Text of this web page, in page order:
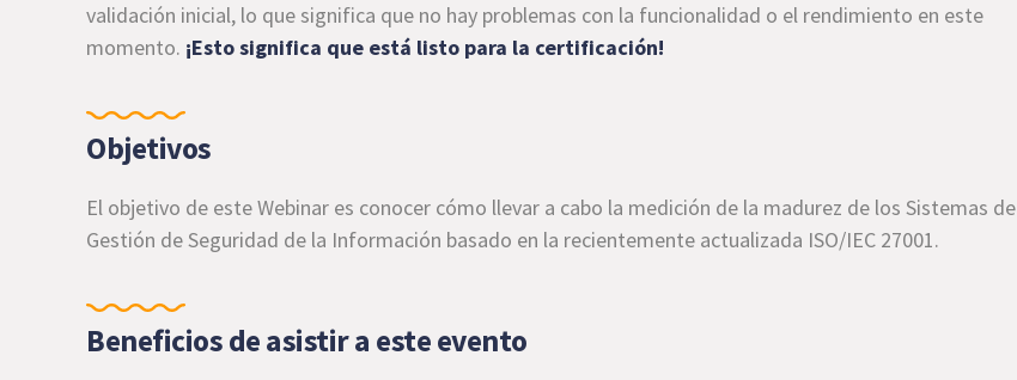
validación inicial, lo que significa que no hay problemas con la funcionalidad o el rendimiento en este
momento. ¡Esto significa que está listo para la certificación!
Objetivos
El objetivo de este Webinar es conocer cómo llevar a cabo la medición de la madurez de los Sistemas de
Gestión de Seguridad de la Información basado en la recientemente actualizada ISO/IEC 27001.
Beneficios de asistir a este evento